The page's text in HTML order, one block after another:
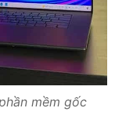
mềm gốc